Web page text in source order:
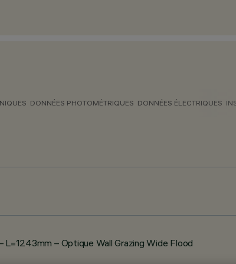
DONNÉES PHOTOMÉTRIQUES DONNÉES ÉLECTRIQUES
– Optique Wall Grazing Wide Flood